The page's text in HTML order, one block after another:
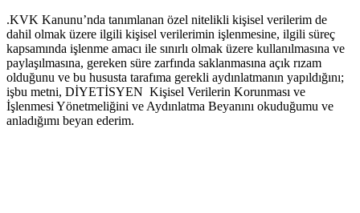
.KVK Kanunu’nda tanımlanan özel nitelikli kişisel verilerim de
dahil olmak üzere ilgili kişisel verilerimin işlenmesine, ilgili süreç
kapsamında işlenme amacı ile sınırlı olmak üzere kullanılmasına ve
paylaşılmasına, gereken süre zarfında saklanmasına açık rızam
olduğunu ve bu hususta tarafıma gerekli aydınlatmanın yapıldığını;
işbu metni, DİYETİSYEN Kişisel Verilerin Korunması ve
İşlenmesi Yönetmeliğini ve Aydınlatma Beyanını okuduğumu ve
anladığımı beyan ederim.